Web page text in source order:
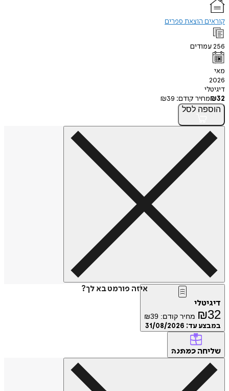
הוצאת ספרים
קודם:
₪39
לסל
איזה פורמט בא לך?
₪ מחיר קודם: ₪39
עד:31/08/2026
כמתנה